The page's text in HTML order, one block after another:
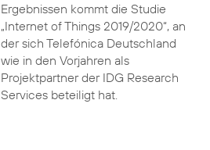
Ergebnissen kommt die Studie
„Internet of Things 2019/2020“, an
der sich Telefónica Deutschland
wie in den Vorjahren als
Projektpartner der IDG Research
Services beteiligt hat.